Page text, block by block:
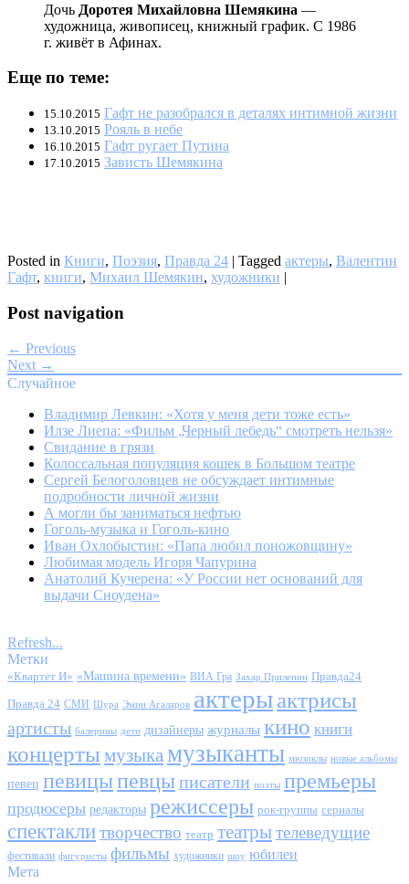
Дочь Доротея Михайловна Шемякина —
художница, живописец, книжный график. С 1986
г. живёт в Афинах.
Еще по теме:
15.10.2015 Гафт не разобрался в деталях интимной жизни
13.10.2015 Рояль в небе
16.10.2015 Гафт ругает Путина
17.10.2015 Зависть Шемякина
Posted in Книги, Поэзия, Правда 24 | Tagged актеры, Валентин
Гафт, книги, Михаил Шемякин, художники |
Post navigation
← Previous
Next →
Случайное
Владимир Левкин: «Хотя у меня дети тоже есть»
Илзе Лиепа: «Фильм „Черный лебедь“ смотреть нельзя»
Свидание в грязи
Колоссальная популяция кошек в Большом театре
Сергей Белоголовцев не обсуждает интимные
подробности личной жизни
А могли бы заниматься нефтью
Гоголь-музыка и Гоголь-кино
Иван Охлобыстин: «Папа любил поножовщину»
Любимая модель Игоря Чапурина
Анатолий Кучерена: «У России нет оснований для
выдачи Сноудена»
Refresh...
Метки
«Квартет И» «Машина времени» ВИА Гра Захар Прилепин Правда24
Правда 24 СМИ Шура Эмин Агаларов актерыактрисы
артисты балерины дети дизайнеры журналы кино книги
концерты музыка музыканты мюзиклы новые альбомы
певец певицыпевцыписатели поэты премьеры
продюсеры редакторы режиссеры рок-группы сериалы
спектаклитворчество театр театрытелеведущие
фестивали фигуристы фильмы художники шоу юбилеи
Мета